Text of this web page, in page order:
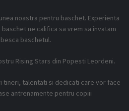
noastra pentru baschet. Experienta
ne califica sa vrem sa invatam
baschetul.
Rising Stars din Popesti Leordeni.
tineri, talentati si dedicati care vor face
antrenamente pentru copiii